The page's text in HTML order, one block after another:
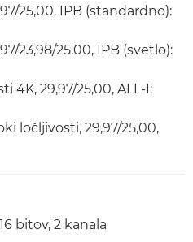
25,00, IPB (standardno):
23,98/25,00, IPB (svetlo):
4K, 29,97/25,00, ALL-I:
ločljivosti, 29,97/25,00,
bitov, 2 kanala